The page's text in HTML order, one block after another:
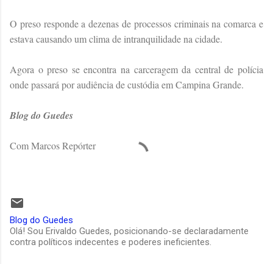
O preso responde a dezenas de processos criminais na comarca e
estava causando um clima de intranquilidade na cidade.
Agora o preso se encontra na carceragem da central de polícia
onde passará por audiência de custódia em Campina Grande.
Blog do Guedes
Com Marcos Repórter
Blog do Guedes
Olá! Sou Erivaldo Guedes, posicionando-se declaradamente
contra políticos indecentes e poderes ineficientes.